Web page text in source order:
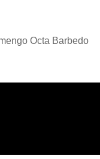
Octa Barbedo